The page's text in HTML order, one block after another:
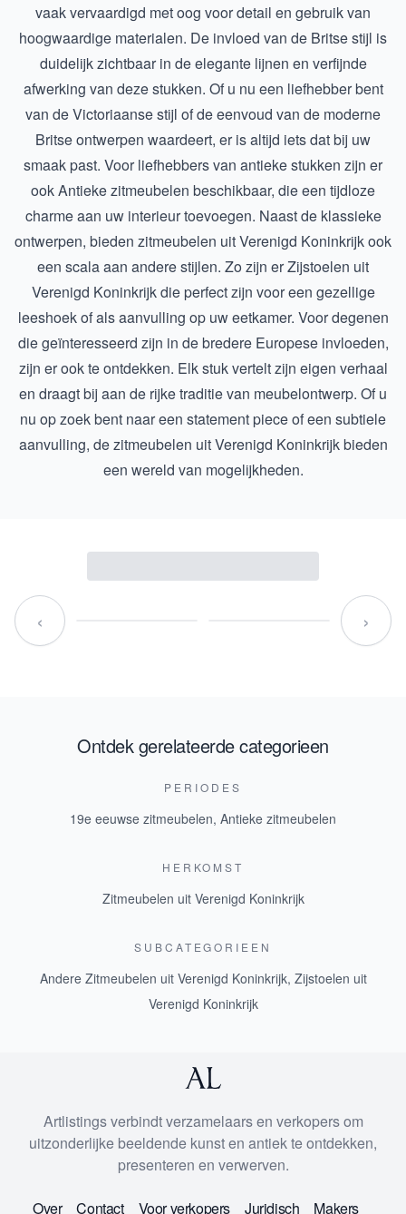
vaak vervaardigd met oog voor detail en gebruik van
hoogwaardige materialen. De invloed van de Britse stijl is
duidelijk zichtbaar in de elegante lijnen en verfijnde
afwerking van deze stukken. Of u nu een liefhebber bent
van de Victoriaanse stijl of de eenvoud van de moderne
Britse ontwerpen waardeert, er is altijd iets dat bij uw
smaak past. Voor liefhebbers van antieke stukken zijn er
ookAntieke zitmeubelen beschikbaar, die een tijdloze
charme aan uw interieur toevoegen. Naast de klassieke
ontwerpen, bieden zitmeubelen uit Verenigd Koninkrijk ook
een scala aan andere stijlen. Zo zijn erZijstoelen uit
Verenigd Koninkrijkdie perfect zijn voor een gezellige
leeshoek of als aanvulling op uw eetkamer. Voor degenen
die geïnteresseerd zijn in de bredere Europese invloeden,
zijn er ook te ontdekken. Elk stuk vertelt zijn eigen verhaal
en draagt bij aan de rijke traditie van meubelontwerp. Of u
nu op zoek bent naar een statement piece of een subtiele
aanvulling, de zitmeubelen uit Verenigd Koninkrijk bieden
een wereld van mogelijkheden.
‹ ›
Ontdek gerelateerde categorieen
PERIODES
19e eeuwse zitmeubelen, Antieke zitmeubelen
HERKOMST
Zitmeubelen uit Verenigd Koninkrijk
SUBCATEGORIEEN
Andere Zitmeubelen uit Verenigd Koninkrijk, Zijstoelen uit
Verenigd Koninkrijk
Artlistings verbindt verzamelaars en verkopers om
uitzonderlijke beeldende kunst en antiek te ontdekken,
presenteren en verwerven.
Over Contact Voor verkopers Juridisch Makers